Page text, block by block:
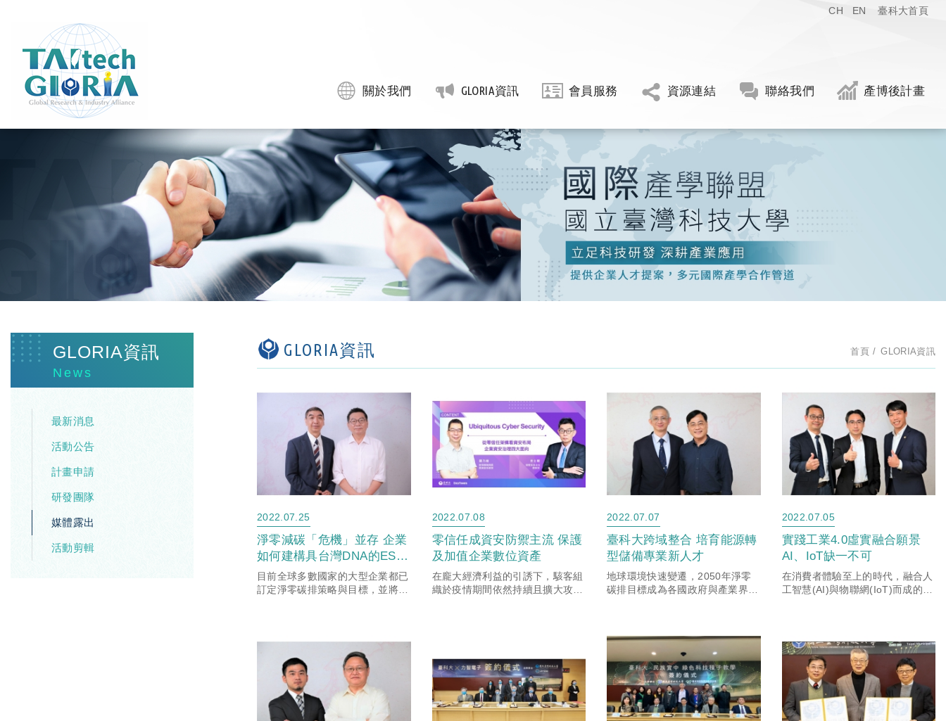
CH EN 臺科大首頁
關於我們 GLORIA資訊 會員服務 資源連結 聯絡我們 產博後計畫
GLORIA資訊
News
最新消息
活動公告
計畫申請
研發團隊
媒體露出
活動剪輯
GLORIA資訊 首頁 GLORIA資訊
2022.07.25
淨零減碳「危機」並存 企業
如何建構具台灣DNA的ESG
策略？
目前全球多數國家的大型企業都已
訂定淨零碳排策略與目標，並將觸
潮，台灣企業該如何因應？在「...
2022.07.08
零信任成資安防禦主流 保護
及加值企業數位資產
在龐大經濟利益的引誘下，駭客組
織於疫情期間依然持續且擴大攻擊
2022.07.07
臺科大跨域整合 培育能源轉
型儲備專業新人才
地球環境快速變遷，2050年淨零
碳排目標成為各國政府與產業界共
展，臺科大近年與產業界合作，...
2022.07.05
實踐工業4.0虛實融合願景
AI、IoT缺一不可
在消費者體驗至上的時代，融合人
工智慧(AI)與物聯網(IoT)而成的智
變，大步邁向工業...